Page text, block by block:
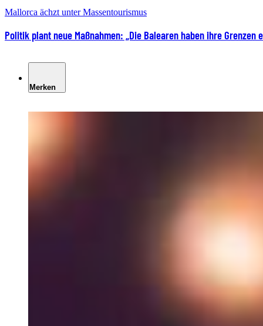
Mallorca ächzt unter Massentourismus
Politik plant neue Maßnahmen: „Die Balearen haben ihre Grenzen
Merken